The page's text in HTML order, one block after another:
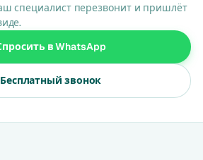
специалист перезвонит и пришлёт
в WhatsApp
Бесплатный звонок